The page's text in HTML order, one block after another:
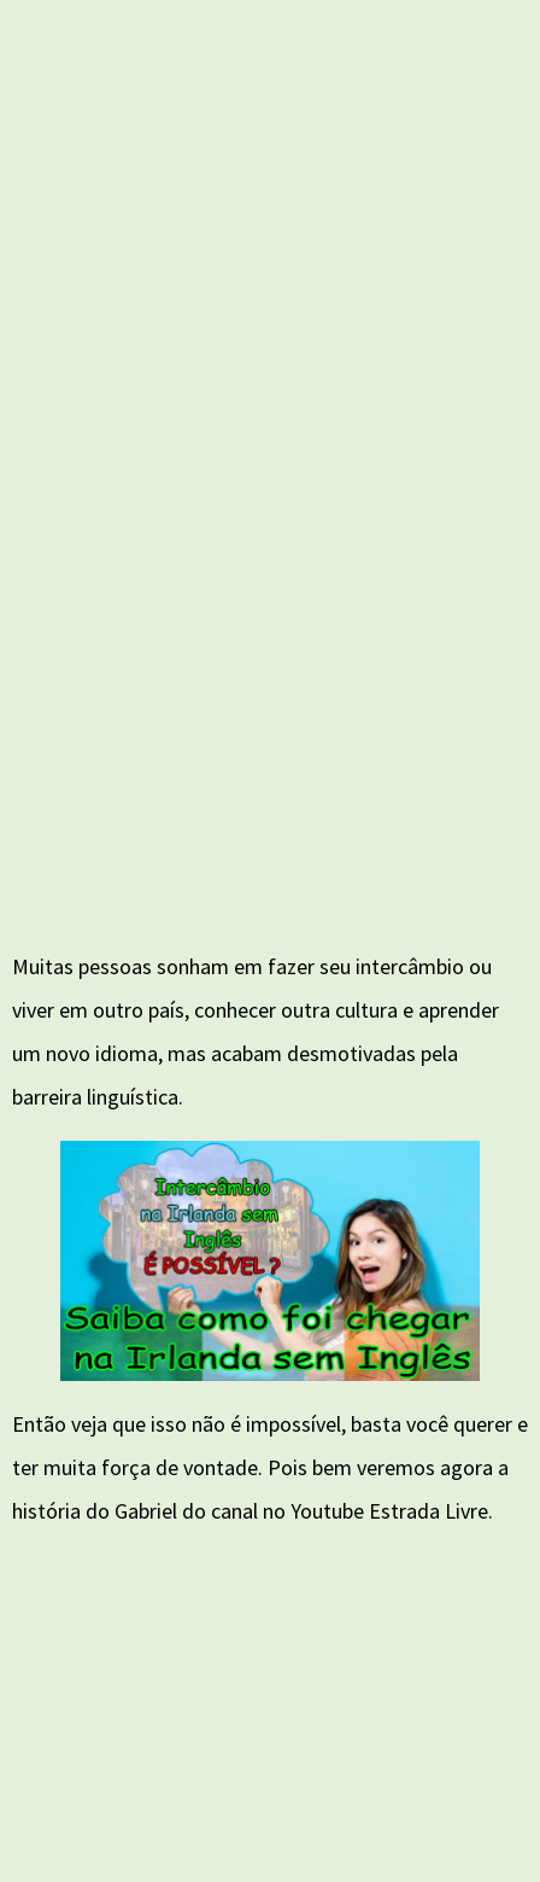
Muitas pessoas sonham em fazer seu intercâmbio ou
viver em outro país, conhecer outra cultura e aprender
um novo idioma, mas acabam desmotivadas pela
barreira linguística.
Então veja que isso não é impossível, basta você querer e
ter muita força de vontade. Pois bem veremos agora a
história do Gabriel do canal no Youtube Estrada Livre.